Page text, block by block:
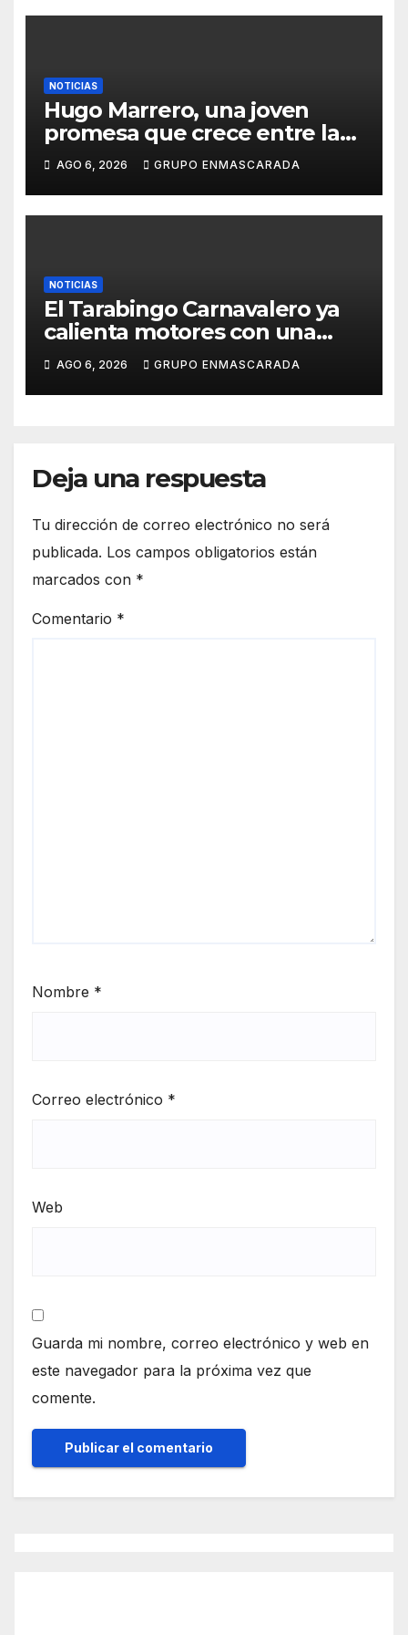
NOTICIAS
Hugo Marrero, una joven
promesa que crece entre la
música y la pasión por el
Carnaval
AGO 6, 2026 GRUPO ENMASCARADA
NOTICIAS
El Tarabingo Carnavalero ya
calienta motores con una
nueva edición cargada de
sorpresas
AGO 6, 2026 GRUPO ENMASCARADA
Deja una respuesta
Tu dirección de correo electrónico no será
publicada. Los campos obligatorios están
marcados con *
Comentario *
Nombre *
Correo electrónico *
Web
Guarda mi nombre, correo electrónico y web en
este navegador para la próxima vez que
comente.